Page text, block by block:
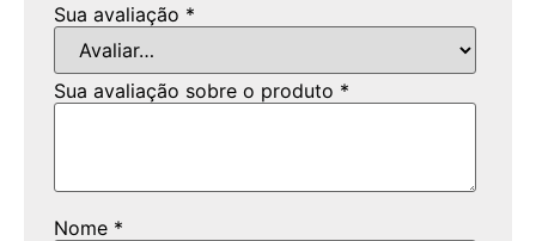
Sua avaliação *
Sua avaliação sobre o produto *
Nome *